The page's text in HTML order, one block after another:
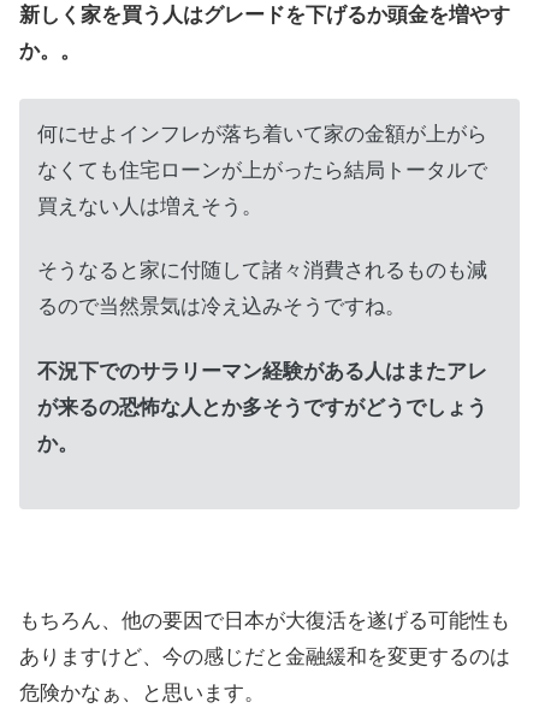
新しく家を買う人はグレードを下げるか頭金を増やす
か。。
何にせよインフレが落ち着いて家の金額が上がら
なくても住宅ローンが上がったら結局トータルで
買えない人は増えそう。
そうなると家に付随して諸々消費されるものも減
るので当然景気は冷え込みそうですね。
不況下でのサラリーマン経験がある人はまたアレ
が来るの恐怖な人とか多そうですがどうでしょう
か。
もちろん、他の要因で日本が大復活を遂げる可能性も
ありますけど、今の感じだと金融緩和を変更するのは
危険かなぁ、と思います。